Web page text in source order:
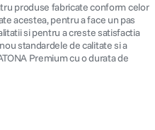
produse fabricate conform celor
acestea, pentru a face un pas
si pentru a creste satisfactia
standardele de calitate si a
Premium cu o durata de